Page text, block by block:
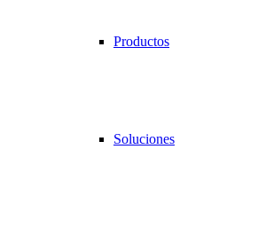
Productos
Soluciones